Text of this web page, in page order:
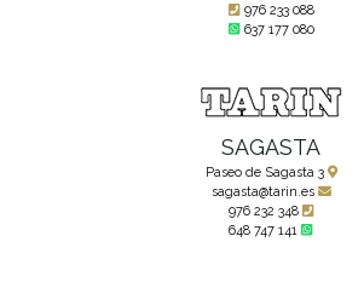
976 233 088
637 177 080
SAGASTA
Paseo de Sagasta 3
sagasta@tarin.es
976 232 348
648 747 141